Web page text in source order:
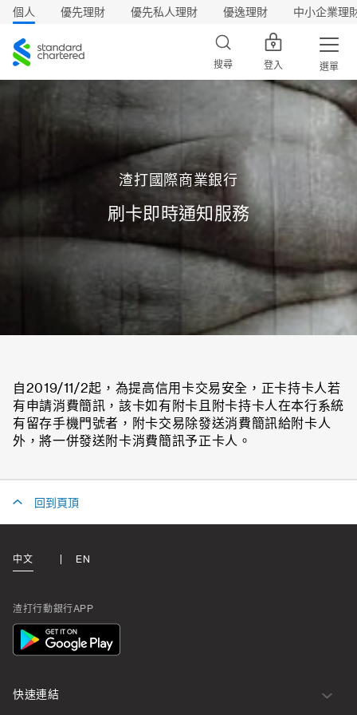
個人 優先理財 優先私人理財 優逸理財 中小企業理
渣
打
搜尋 登入 選單
渣打國際商業銀行
刷卡即時通知服務
自2019/11/2起，為提高信用卡交易安全，正卡持卡人若
有申請消費簡訊，該卡如有附卡且附卡持卡人在本行系統
有留存手機門號者，附卡交易除發送消費簡訊給附卡人
外，將一併發送附卡消費簡訊予正卡人。
回到頁頂
中文 EN
渣打行動銀行APP
App
Icon
快速連結